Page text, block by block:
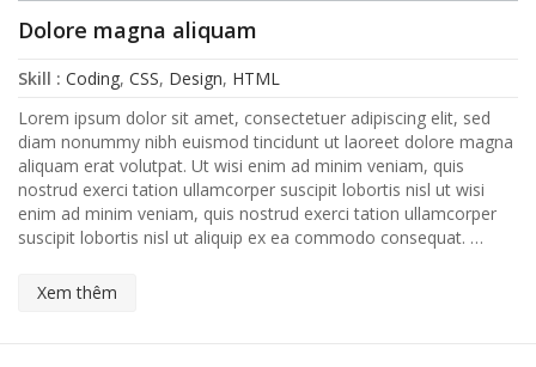
Dolore magna aliquam
Skill : Coding, CSS, Design, HTML
Lorem ipsum dolor sit amet, consectetuer adipiscing elit, sed
diam nonummy nibh euismod tincidunt ut laoreet dolore magna
aliquam erat volutpat. Ut wisi enim ad minim veniam, quis
nostrud exerci tation ullamcorper suscipit lobortis nisl ut wisi
enim ad minim veniam, quis nostrud exerci tation ullamcorper
suscipit lobortis nisl ut aliquip ex ea commodo consequat. …
Xem thêm